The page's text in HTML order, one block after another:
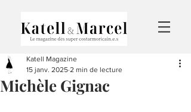
Michèle Gignac
Katell Magazine
15 janv. 2025 2 min de lecture